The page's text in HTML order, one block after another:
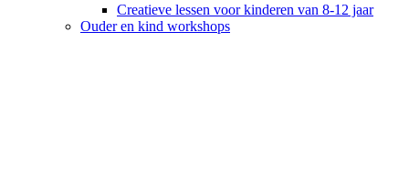
Creatieve lessen voor kinderen van 8-12 jaar
Ouder en kind workshops